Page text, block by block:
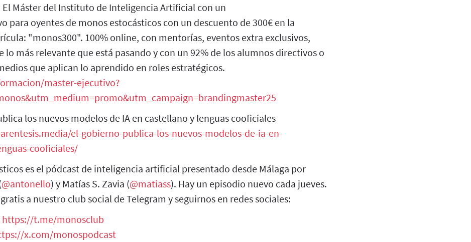
El Máster del Instituto de Inteligencia Artificial con un
para oyentes de monos estocásticos con un descuento de 300€ en la
"monos300". 100% online, con mentorías, eventos extra exclusivos,
lo más relevante que está pasando y con un 92% de los alumnos directivos o
que aplican lo aprendido en roles estratégicos.
master-ejecutivo?
los nuevos modelos de IA en castellano y lenguas cooficiales
el-gobierno-publica-los-nuevos-modelos-de-ia-en-
cooficiales/
es el pódcast de inteligencia artificial presentado desde Málaga por
@antonello) y Matías S. Zavia (@matiass). Hay un episodio nuevo cada jueves.
a nuestro club social de Telegram y seguirnos en redes sociales:
https://t.me/monosclub
x.com/monospodcast